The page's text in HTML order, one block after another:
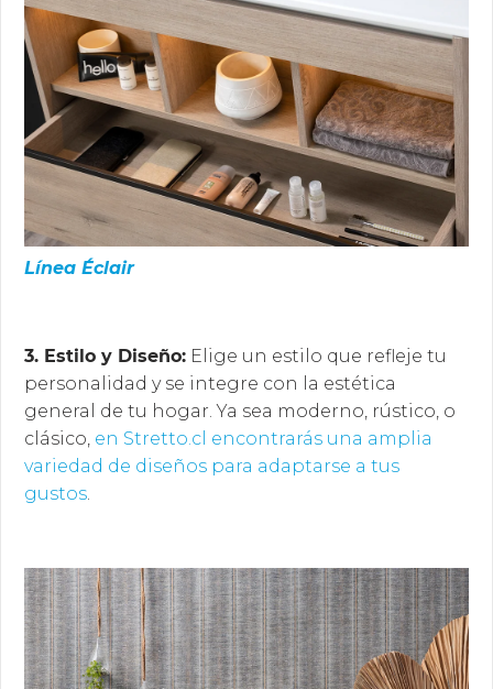
Línea Éclair
3. Estilo y Diseño: Elige un estilo que refleje tu
personalidad y se integre con la estética
general de tu hogar. Ya sea moderno, rústico, o
clásico, en Stretto.cl encontrarás una amplia
variedad de diseños para adaptarse a tus
gustos.